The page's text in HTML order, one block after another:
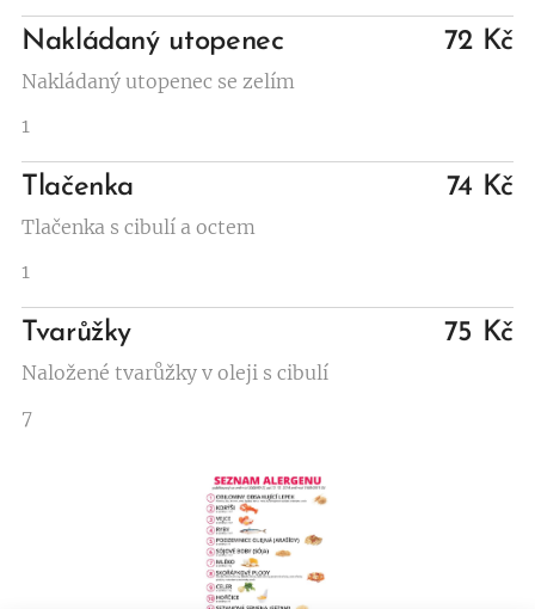
Nakládaný utopenec
Nakládaný utopenec se zelím
1
72 Kč
Tlačenka
Tlačenka s cibulí a octem
1
74 Kč
Tvarůžky
Naložené tvarůžky v oleji s cibulí
7
75 Kč